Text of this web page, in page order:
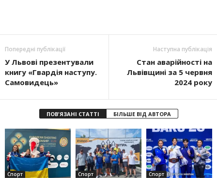
Попередні публікації
У Львові презентували
книгу «Гвардія наступу.
Самовидець»
Наступна публікація
Стан аварійності на
Львівщині за 5 червня
2024 року
ПОВ'ЯЗАНІ СТАТТІ БІЛЬШЕ ВІД АВТОРА
Спорт Спорт Спорт